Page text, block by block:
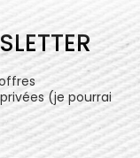
(je pourrai